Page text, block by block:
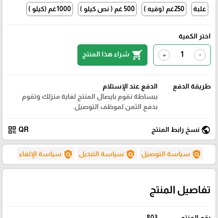
علبة
250غم (وقيه ) 500 غم ( نص كيلو ) 1000غم (كيلو )
اختر الكمية
-
+
shopping_cart شراء هذا المنتج
طريقة الدفع
الدفع عند الإستلام
ببساطة نقوم بايصال المنتج لغاية منزلك وتقوم
بدفع الثمن لموظف التوصيل.
public نسخ رابط المنتج QR
qr_code
policy سياسة التوصيل policy سياسة التبديل policy سياسة الإلغاء
تفاصيل المنتج